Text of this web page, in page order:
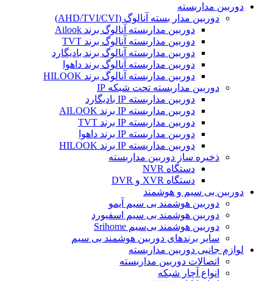
دوربین مداربسته
دوربین مدار بسته آنالوگ (AHD/TVI/CVI)
دوربین مداربسته آنالوگ برند Ailook
دوربین مداربسته آنالوگ برند TVT
دوربین مداربسته آنالوگ برند بادیگارد
دوربین مداربسته آنالوگ برند داهوا
دوربین مداربسته آنالوگ برند HILOOK
دوربین مداربسته تحت شبکه IP
دوربین مداربسته IP بادیگارد
دوربین مداربسته IP برند AILOOK
دوربین مداربسته IP برند TVT
دوربین مداربسته IP برند داهوا
دوربین مداربسته IP برند HILOOK
ذخیره ساز دوربین مداربسته
دستگاه NVR
دستگاه XVR و DVR
دوربین بی سیم و هوشمند
دوربین هوشمند بی سیم آیمو
دوربین هوشمند بی سیم اسفیورد
دوربین هوشمند بی‌سیم Srihome
سایر برندهای دوربین هوشمند بی سیم
لوازم جانبی دوربین مداربسته
اتصالات دوربین مداربسته
انواع آچار شبکه